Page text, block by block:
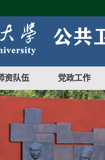
资队伍 党政工作